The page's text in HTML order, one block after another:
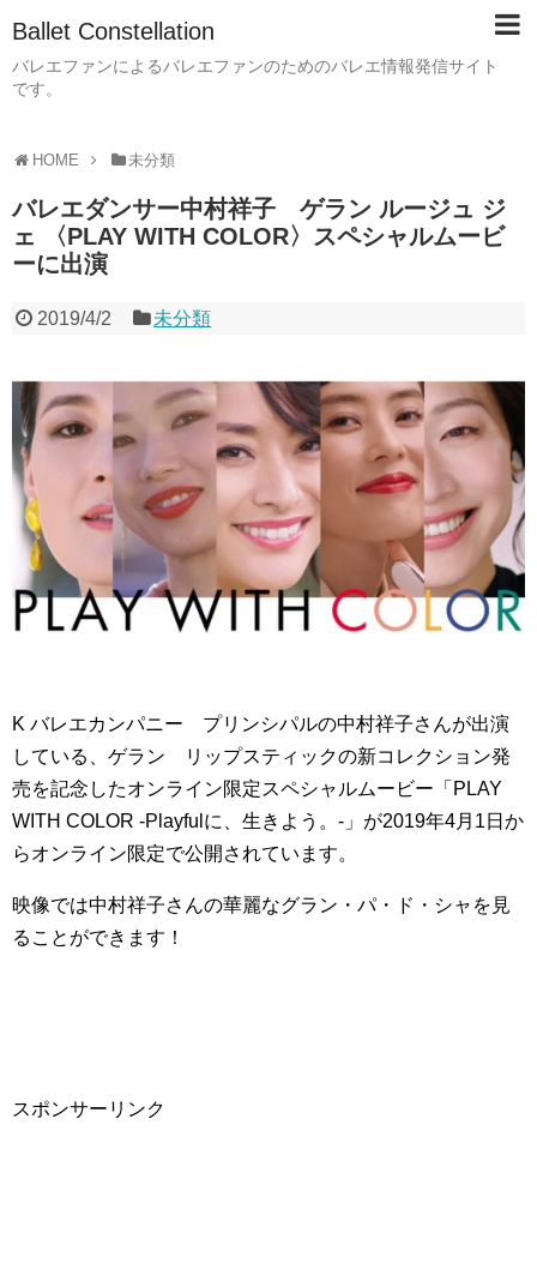
Ballet Constellation
バレエファンによるバレエファンのためのバレエ情報発信サイト
です。
HOME 未分類
バレエダンサー中村祥子 ゲラン ルージュ ジ
ェ 〈PLAY WITH COLOR〉スペシャルムービ
ーに出演
2019/4/2 未分類
K バレエカンパニー プリンシパルの中村祥子さんが出演
している、ゲラン リップスティックの新コレクション発
売を記念したオンライン限定スペシャルムービー「PLAY
WITH COLOR ‐Playfulに、生きよう。‐」が2019年4月1日か
らオンライン限定で公開されています。
映像では中村祥子さんの華麗なグラン・パ・ド・シャを見
ることができます！
スポンサーリンク